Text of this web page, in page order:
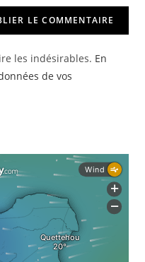
les indésirables. En
de vos